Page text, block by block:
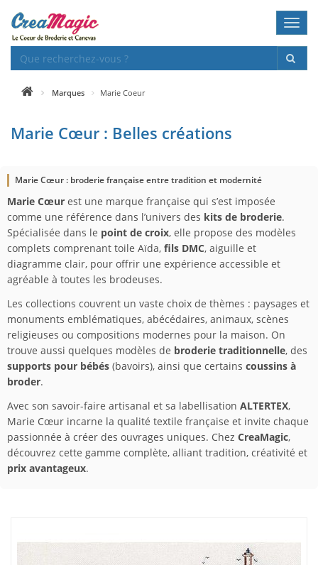
Marques Marie Coeur
Marie Cœur : Belles créations
Marie Cœur : broderie française entre tradition et modernité
Marie Cœur est une marque française qui s’est imposée
comme une référence dans l’univers des kits de broderie.
Spécialisée dans le point de croix, elle propose des modèles
complets comprenant toile Aïda, fils DMC, aiguille et
diagramme clair, pour offrir une expérience accessible et
agréable à toutes les brodeuses.
Les collections couvrent un vaste choix de thèmes : paysages et
monuments emblématiques, abécédaires, animaux, scènes
religieuses ou compositions modernes pour la maison. On
trouve aussi quelques modèles de broderie traditionnelle, des
supports pour bébés (bavoirs), ainsi que certains coussins à
broder.
Avec son savoir-faire artisanal et sa labellisation ALTERTEX,
Marie Cœur incarne la qualité textile française et invite chaque
passionnée à créer des ouvrages uniques. Chez CreaMagic,
découvrez cette gamme complète, alliant tradition, créativité et
prix avantageux.